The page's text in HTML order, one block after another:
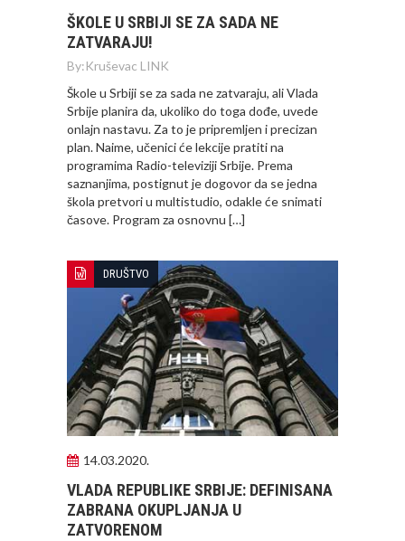
ŠKOLE U SRBIJI SE ZA SADA NE
ZATVARAJU!
By:Kruševac LINK
Škole u Srbiji se za sada ne zatvaraju, ali Vlada
Srbije planira da, ukoliko do toga dođe, uvede
onlajn nastavu. Za to je pripremljen i precizan
plan. Naime, učenici će lekcije pratiti na
programima Radio-televiziji Srbije. Prema
saznanjima, postignut je dogovor da se jedna
škola pretvori u multistudio, odakle će snimati
časove. Program za osnovnu […]
DRUŠTVO
14.03.2020.
VLADA REPUBLIKE SRBIJE: DEFINISANA
ZABRANA OKUPLJANJA U
ZATVORENOM